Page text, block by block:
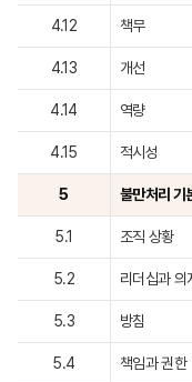
4.12 책무
4.13 개선
4.14 역량
4.15 적시성
5 불만처리 기
5.1 조직 상황
5.2 리더십과 의
5.3 방침
5.4 책임과 권한